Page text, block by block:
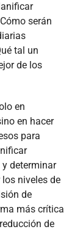
serán
tal un
de los
en
en hacer
para
determinar
niveles de
de
más crítica
de